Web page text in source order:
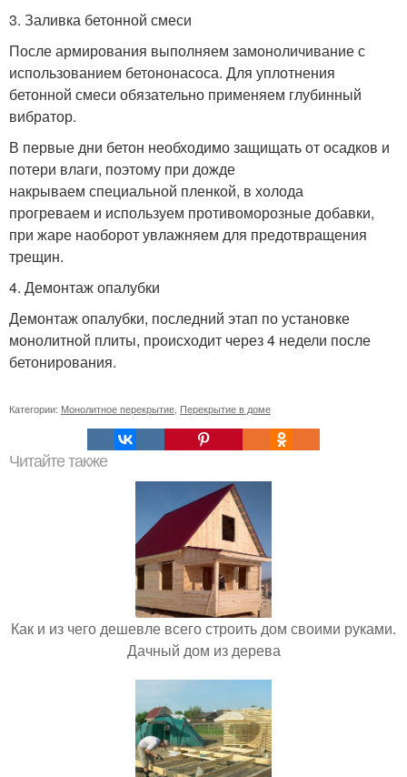
3. Заливка бетонной смеси
После армирования выполняем замоноличивание с
использованием бетононасоса. Для уплотнения
бетонной смеси обязательно применяем глубинный
вибратор.
В первые дни бетон необходимо защищать от осадков и
потери влаги, поэтому при дожде
накрываем специальной пленкой, в холода
прогреваем и используем противоморозные добавки,
при жаре наоборот увлажняем для предотвращения
трещин.
4. Демонтаж опалубки
Демонтаж опалубки, последний этап по установке
монолитной плиты, происходит через 4 недели после
бетонирования.
Категории: Монолитное перекрытие Перекрытие в доме
Читайте также
Как и из чего дешевле всего строить дом своими руками.
Дачный дом из дерева